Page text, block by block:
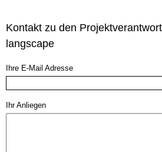
Kontakt zu den
langscape
Ihre E-Mail Adresse
Ihr Anliegen